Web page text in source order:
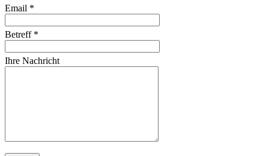
Email *
Betreff *
Ihre Nachricht